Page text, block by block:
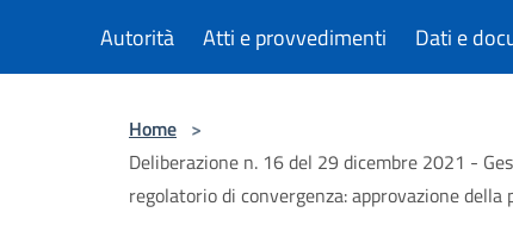
Autorità Atti e provvedimenti Dati e
Home >
Deliberazione n. 16 del 29 dicembre 2021 -
regolatorio di convergenza: approvazione